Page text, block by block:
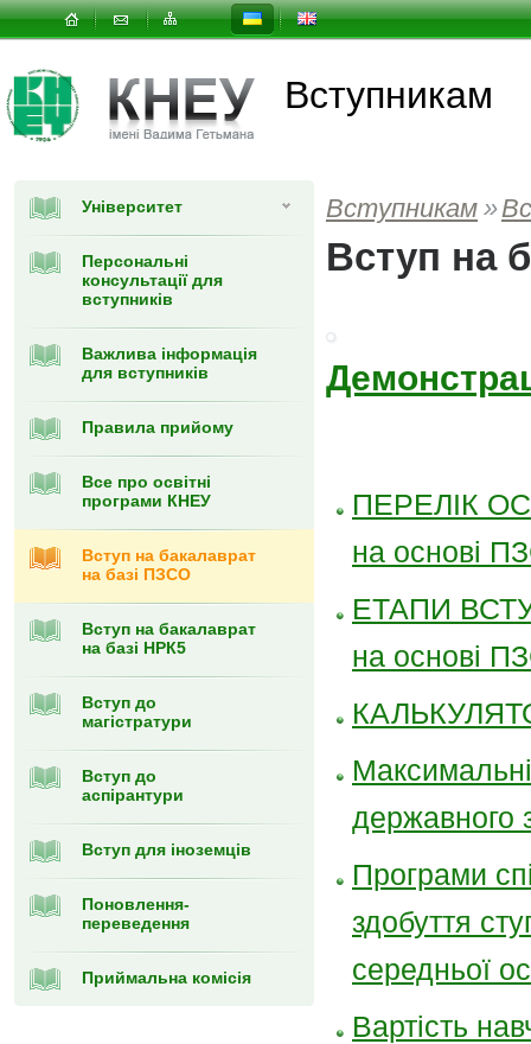
Вступникам
Університет
Персональні
консультації для
вступників
Важлива інформація
для вступників
Правила прийому
Все про освітні
програми КНЕУ
Вступ на бакалаврат
на базі ПЗСО
Вступ на бакалаврат
на базі НРК5
Вступ до
магістратури
Вступ до
аспірантури
Вступ для іноземців
Поновлення-
переведення
Приймальна комісія
Вступникам »
Вступ на
ПЕРЕЛІК
на основі
ЕТАПИ
на основі
державного
Програми
здобуття
середньої
Вартість